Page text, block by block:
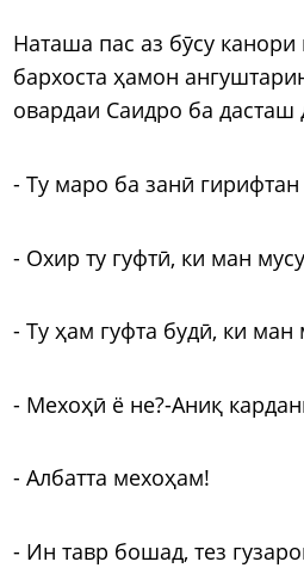
Наташа пас аз бӯсу
бархоста ҳамон
овардаи Саидро ба дасташ
- Ту маро ба занӣ
- Охир ту гуфтӣ, ки ман
- Ту ҳам гуфта будӣ, ки
- Мехоҳӣ ё не?-Аниқ
- Албатта мехоҳам!
- Ин тавр бошад, тез